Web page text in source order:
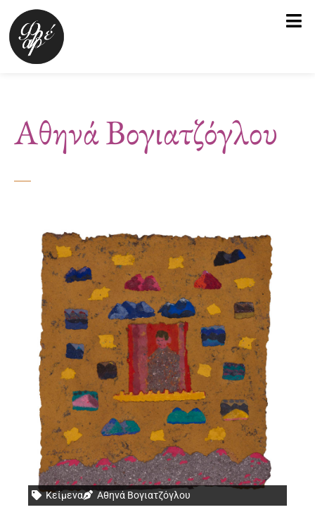
Μετάβαση
στο
περιεχόμενο
Αθηνά Βογιατζόγλου
Κείμενα Αθηνά Βογιατζόγλου